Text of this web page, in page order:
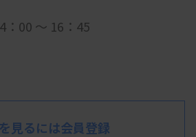
：00 ～ 16：45
見るには会員登録